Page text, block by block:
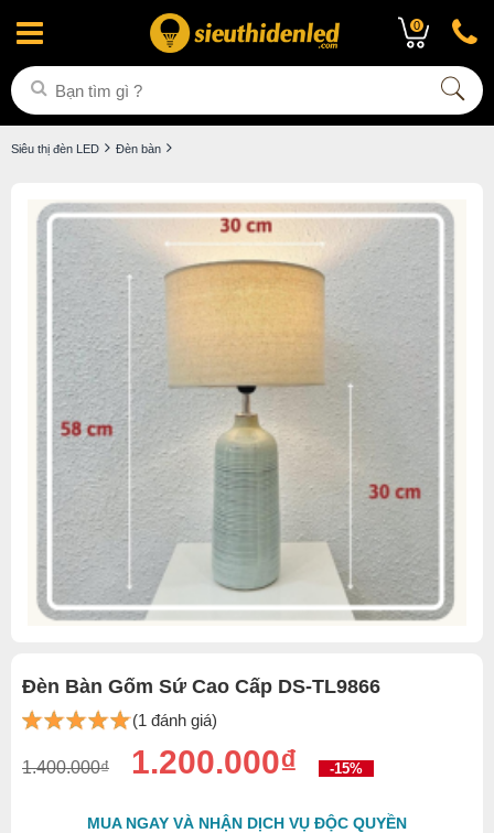
0
Siêu thị đèn LED Đèn bàn
Đèn Bàn Gốm Sứ Cao Cấp DS-TL9866
(1 đánh giá)
1.400.000₫ 1.200.000₫ -15%
MUA NGAY VÀ NHẬN DỊCH VỤ ĐỘC QUYỀN